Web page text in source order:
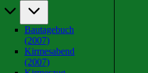
Bautagebuch
(2007)
Kirmesabend
(2007)